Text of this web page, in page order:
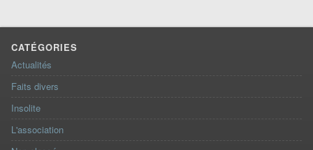
CATÉGORIES
Actualités
Faits divers
Insolite
L'association